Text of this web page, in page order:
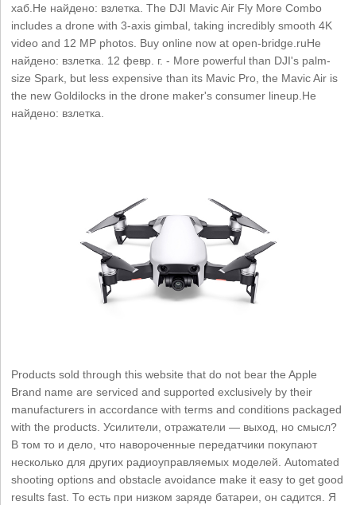
хаб.Не найдено: взлетка. The DJI Mavic Air Fly More Combo
includes a drone with 3-axis gimbal, taking incredibly smooth 4K
video and 12 MP photos. Buy online now at open-bridge.ruНе
найдено: взлетка. 12 февр. г. - More powerful than DJI's palm-
size Spark, but less expensive than its Mavic Pro, the Mavic Air is
the new Goldilocks in the drone maker's consumer lineup.Не
найдено: взлетка.
Products sold through this website that do not bear the Apple
Brand name are serviced and supported exclusively by their
manufacturers in accordance with terms and conditions packaged
with the products. Усилители, отражатели — выход, но смысл?
В том то и дело, что навороченные передатчики покупают
несколько для других радиоуправляемых моделей. Automated
shooting options and obstacle avoidance make it easy to get good
results fast. То есть при низком заряде батареи, он садится. Я